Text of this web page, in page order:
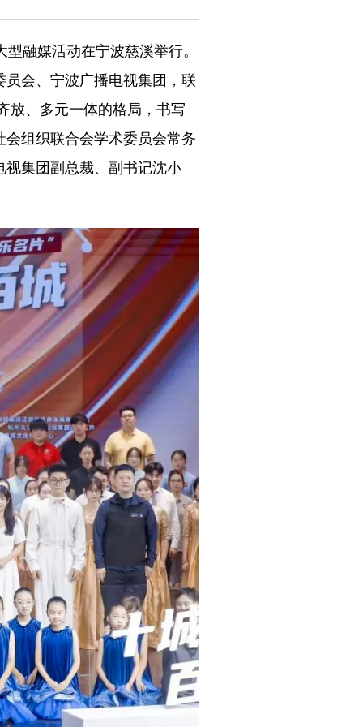
融媒活动在宁波慈溪举行。
会、宁波广播电视集团，联
放、多元一体的格局，书写
组织联合会学术委员会常务
集团副总裁、副书记沈小